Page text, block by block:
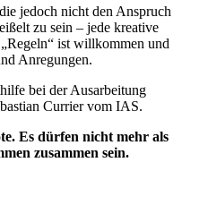
jedoch nicht den Anspruch
zu sein – jede kreative
ist willkommen und
Anregungen.
bei der Ausarbeitung
Currier vom IAS.
Es dürfen nicht mehr als
zusammen sein.